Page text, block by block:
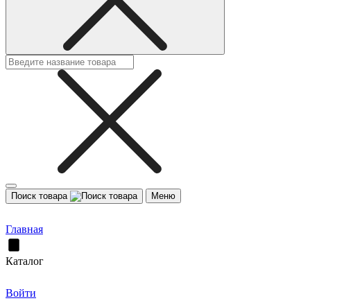
Поиск товара Меню
Главная
Каталог
Войти